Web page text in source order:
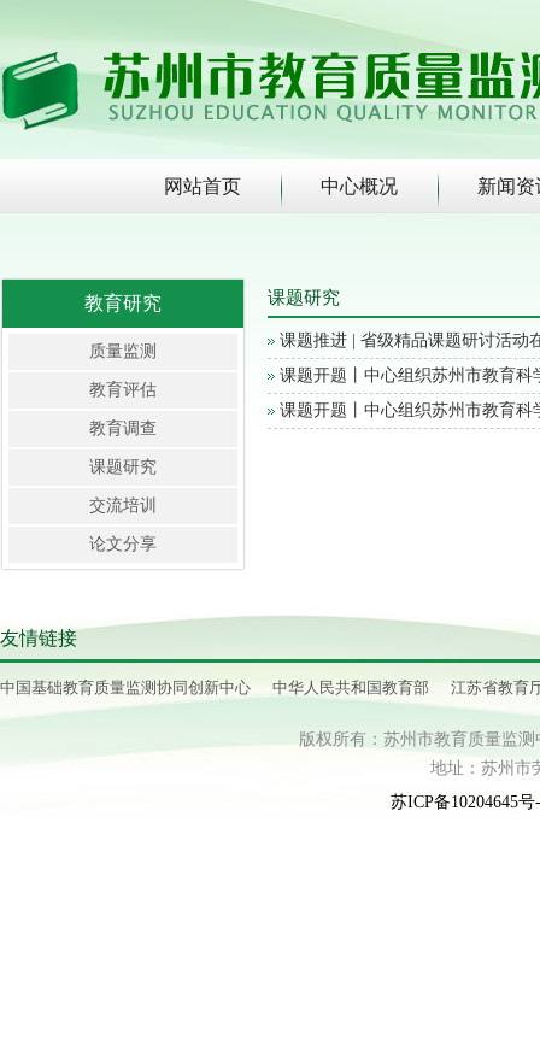
网站首页 中心概况 新闻资
教育研究
质量监测
教育评估
教育调查
课题研究
交流培训
论文分享
课题研究
课题推进 | 省级精品课题研讨活动
课题开题丨中心组织苏州市教育科
课题开题丨中心组织苏州市教育科
友情链接
中国基础教育质量监测协同创新中心 中华人民共和国教育部 江苏省教育
版权所有：苏州市教育质量监测
地址：苏州市
苏ICP备10204645号